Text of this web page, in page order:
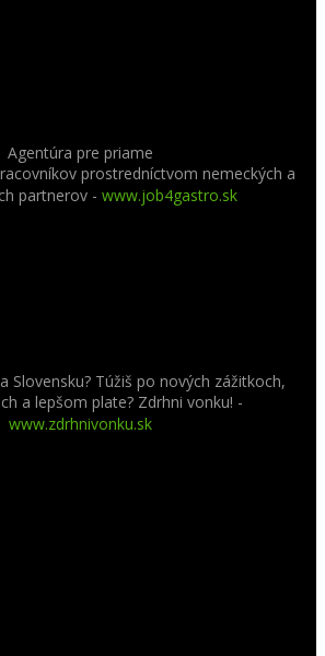
Agentúra pre priame
prostredníctvom nemeckých a
partnerov - www.job4gastro.sk
Slovensku? Túžiš po nových zážitkoch,
a lepšom plate? Zdrhni vonku! -
www.zdrhnivonku.sk